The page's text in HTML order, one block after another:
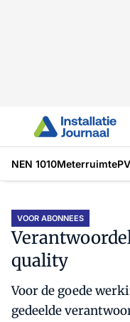
NEN 1010MeterruimtePV
VOOR ABONNEES
quality
Voor de goede
gedeelde